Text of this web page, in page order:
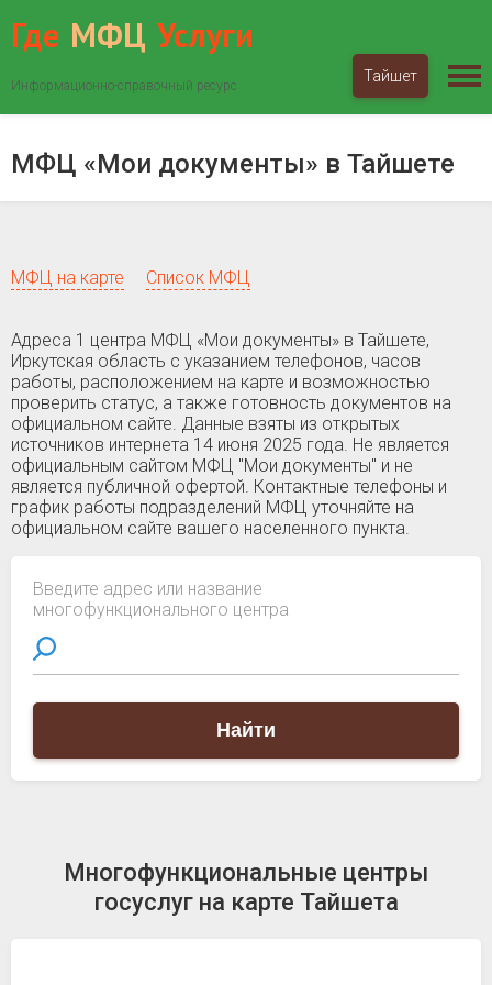
Где МФЦ Услуги
Информационно-справочный ресурс
Тайшет
Иркутская область Тайшет
МФЦ «Мои документы» в Тайшете
МФЦ на карте Список МФЦ
Адреса 1 центра МФЦ «Мои документы» в Тайшете,
Иркутская область c указанием телефонов, часов
работы, расположением на карте и возможностью
проверить статус, а также готовность документов на
официальном сайте. Данные взяты из открытых
источников интернета 14 июня 2025 года. Не является
официальным сайтом МФЦ "Мои документы" и не
является публичной офертой. Контактные телефоны и
график работы подразделений МФЦ уточняйте на
официальном сайте вашего населенного пункта.
Введите адрес или название
многофункционального центра
Найти
Многофункциональные центры
госуслуг на карте Тайшета